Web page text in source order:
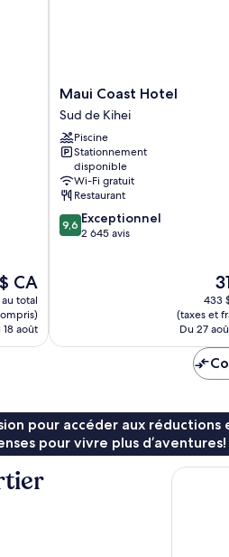
CA
total
18 août
Maui
Coast
Hotel
Sud
de
Kihei
Maui Coast Hotel
Sud de Kihei
Piscine
Stationnement
disponible
Wi-Fi gratuit
Restaurant
9.6
sur
9,6 Exceptionnel
2 645 avis
Le
de
433
(taxes et
Du 27
pour accéder aux réductions
pour vivre plus d’aventures!